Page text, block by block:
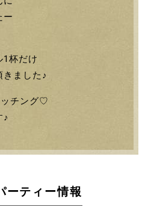
ー
1杯だけ
ました♪
チング♡
♪
ーティー情報